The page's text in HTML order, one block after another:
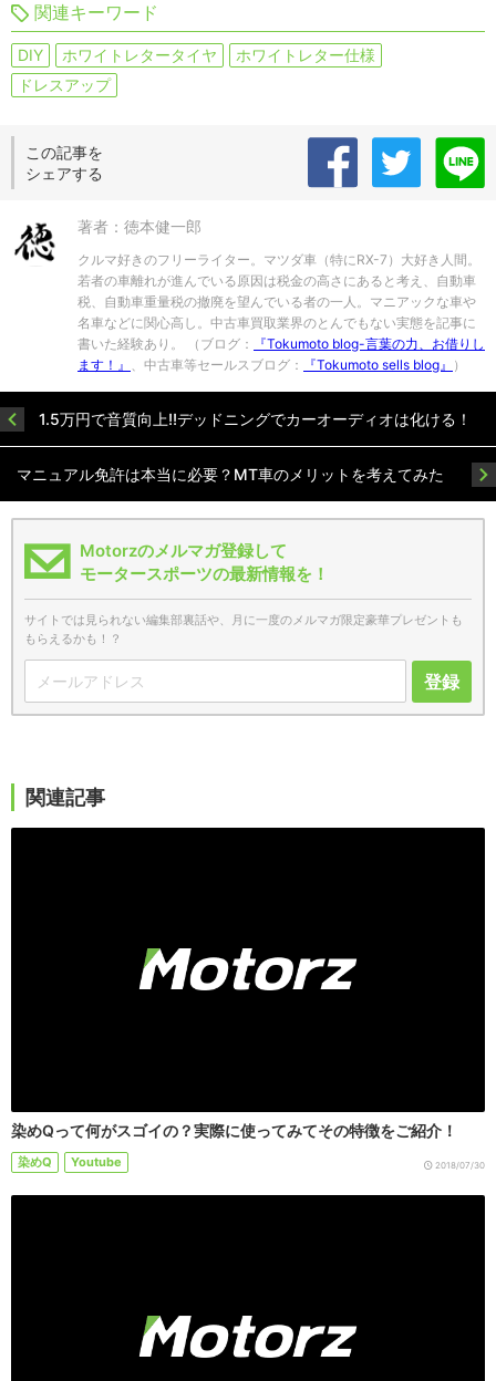
関連キーワード
DIY ホワイトレタータイヤ
ホワイトレター仕様
ドレスアップ
この記事を
シェアする
著者：徳本健一郎
クルマ好きのフリーライター。マツダ車（特にRX-7）大好き人間。
若者の車離れが進んでいる原因は税金の高さにあると考え、自動車
税、自動車重量税の撤廃を望んでいる者の一人。マニアックな車や
名車などに関心高し。中古車買取業界のとんでもない実態を記事に
書いた経験あり。 （ブログ：
『Tokumoto blog-言葉の力、お借りし
ます！』 、中古車等セールスブログ： 『Tokumoto sells blog』 ）
1.5万円で音質向上!!デッドニングでカーオーディオは化ける！
マニュアル免許は本当に必要？MT車のメリットを考えてみた
Motorzのメルマガ登録して
モータースポーツの最新情報を！
サイトでは見られない編集部裏話や、月に一度のメルマガ限定豪華プレゼントも
もらえるかも！？
登録
関連記事
染めQって何がスゴイの？実際に使ってみてその特徴をご紹介！
染めQ Youtube 2018/07/30